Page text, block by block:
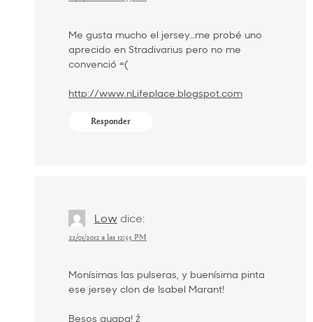
Me gusta mucho el jersey…me probé uno
aprecido en Stradivarius pero no me
convenció =(
http://www.nLifeplace.blogspot.com
Responder
Low dice:
22/01/2012 a las 12:55 PM
Monísimas las pulseras, y buenísima pinta
ese jersey clon de Isabel Marant!
Besos guapa! 